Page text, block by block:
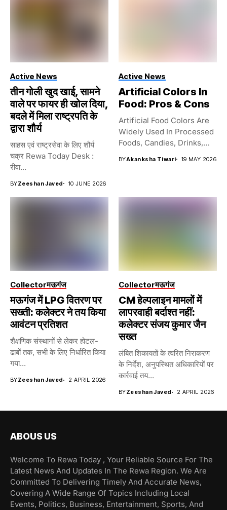
Active News
तीन गोली खुद खाई, सामने
वाले पर फायर ही खोल दिया,
बदले में मिला राष्ट्रपति के
द्वारा शौर्य
साहस एवं राष्ट्रसेवा के लिए शौर्य
चक्र Rewa Today Desk :
रीवा...
BYZeeshan Javed 10 JUNE 2026
Active News
Artificial Colors In
Food: Pros & Cons
Artificial Food Colors Are
Widely Used In Processed
Foods, Candies, Drinks,
BYAkanksha Tiwari 19 MAY 2026
Collectorमऊगंज
मऊगंज में LPG वितरण पर
सख्ती: कलेक्टर ने तय किया
आवंटन प्रतिशत
शैक्षणिक संस्थानों से लेकर होटल-
ढाबों तक, सभी के लिए निर्धारित किया
गया...
BYZeeshan Javed 2 APRIL 2026
Collectorमऊगंज
CM हेल्पलाइन मामलों में
लापरवाही बर्दाश्त नहीं:
कलेक्टर संजय कुमार जैन
सख्त
लंबित शिकायतों के त्वरित निराकरण
के निर्देश, अनुपस्थित अधिकारियों पर
कार्रवाई तय...
BYZeeshan Javed 2 APRIL 2026
ABOUS US
Welcome To Rewa Today , Your Reliable Source For The
Latest News And Updates In The Rewa Region. We Are
Committed To Delivering Timely And Accurate News,
Covering A Wide Range Of Topics Including Local
Events, Politics, Business, Entertainment, Sports, And